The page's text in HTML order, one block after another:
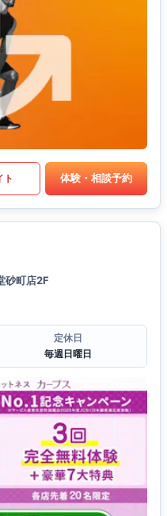
ト 体験・相談予約
砂町店2F
定休日
毎週日曜日